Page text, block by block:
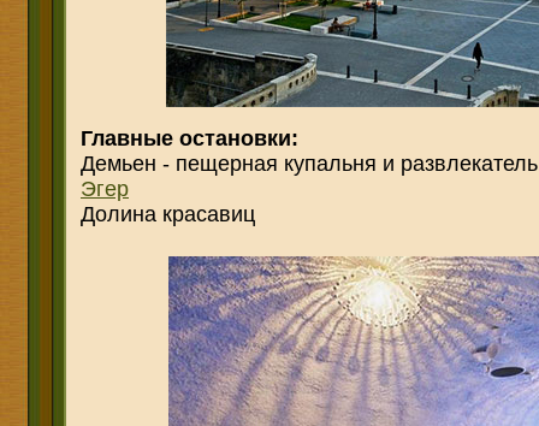
Главные остановки:
Демьен - пещерная купальня и
Эгер
Долина красавиц